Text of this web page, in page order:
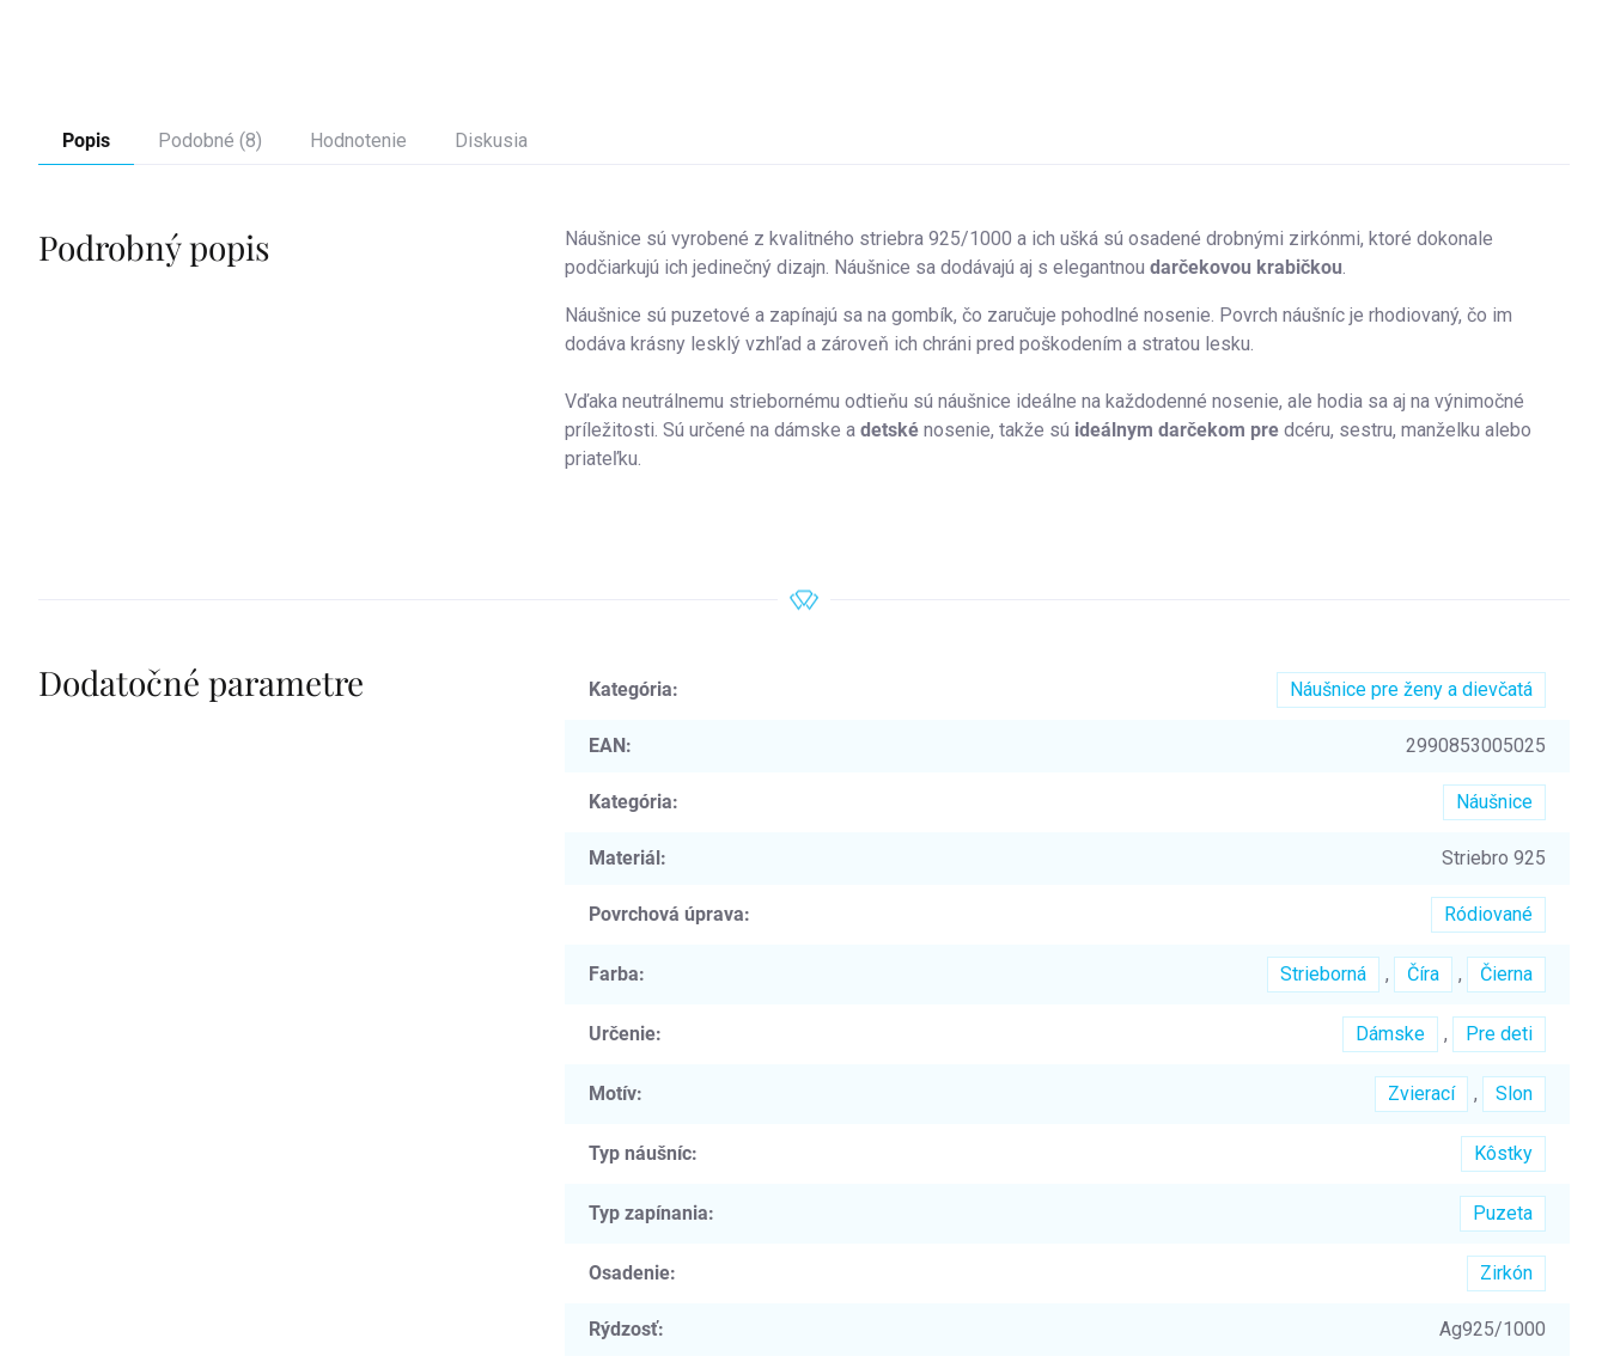
Popis Podobné (8) Hodnotenie Diskusia
Podrobný popis
Náušnice sú vyrobené z kvalitného striebra 925/1000 a ich ušká sú osadené drobnými zirkónmi, ktoré dokonale
podčiarkujú ich jedinečný dizajn. Náušnice sa dodávajú aj s elegantnou darčekovou krabičkou.
Náušnice sú puzetové a zapínajú sa na gombík, čo zaručuje pohodlné nosenie. Povrch náušníc je rhodiovaný, čo im
dodáva krásny lesklý vzhľad a zároveň ich chráni pred poškodením a stratou lesku.
Vďaka neutrálnemu striebornému odtieňu sú náušnice ideálne na každodenné nosenie, ale hodia sa aj na výnimočné
príležitosti. Sú určené na dámske a detské nosenie, takže sú ideálnym darčekom pre dcéru, sestru, manželku alebo
priateľku.
Dodatočné parametre Kategória: Náušnice pre ženy a dievčatá
EAN: 2990853005025
Kategória: Náušnice
Materiál: Striebro 925
Povrchová úprava: Ródiované
Farba: Strieborná , Číra , Čierna
Určenie: Dámske , Pre deti
Motív: Zvierací , Slon
Typ náušníc: Kôstky
Typ zapínania: Puzeta
Osadenie: Zirkón
Rýdzosť: Ag925/1000